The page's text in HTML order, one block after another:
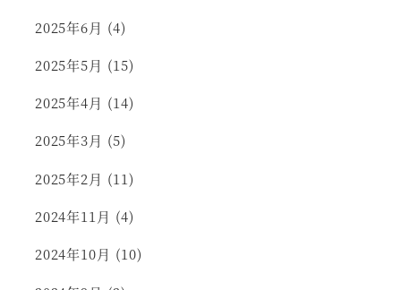
2025年6月 (4)
2025年5月 (15)
2025年4月 (14)
2025年3月 (5)
2025年2月 (11)
2024年11月 (4)
2024年10月 (10)